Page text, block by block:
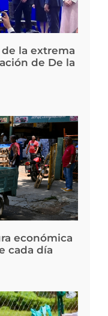
la extrema
de De la
económica
cada día